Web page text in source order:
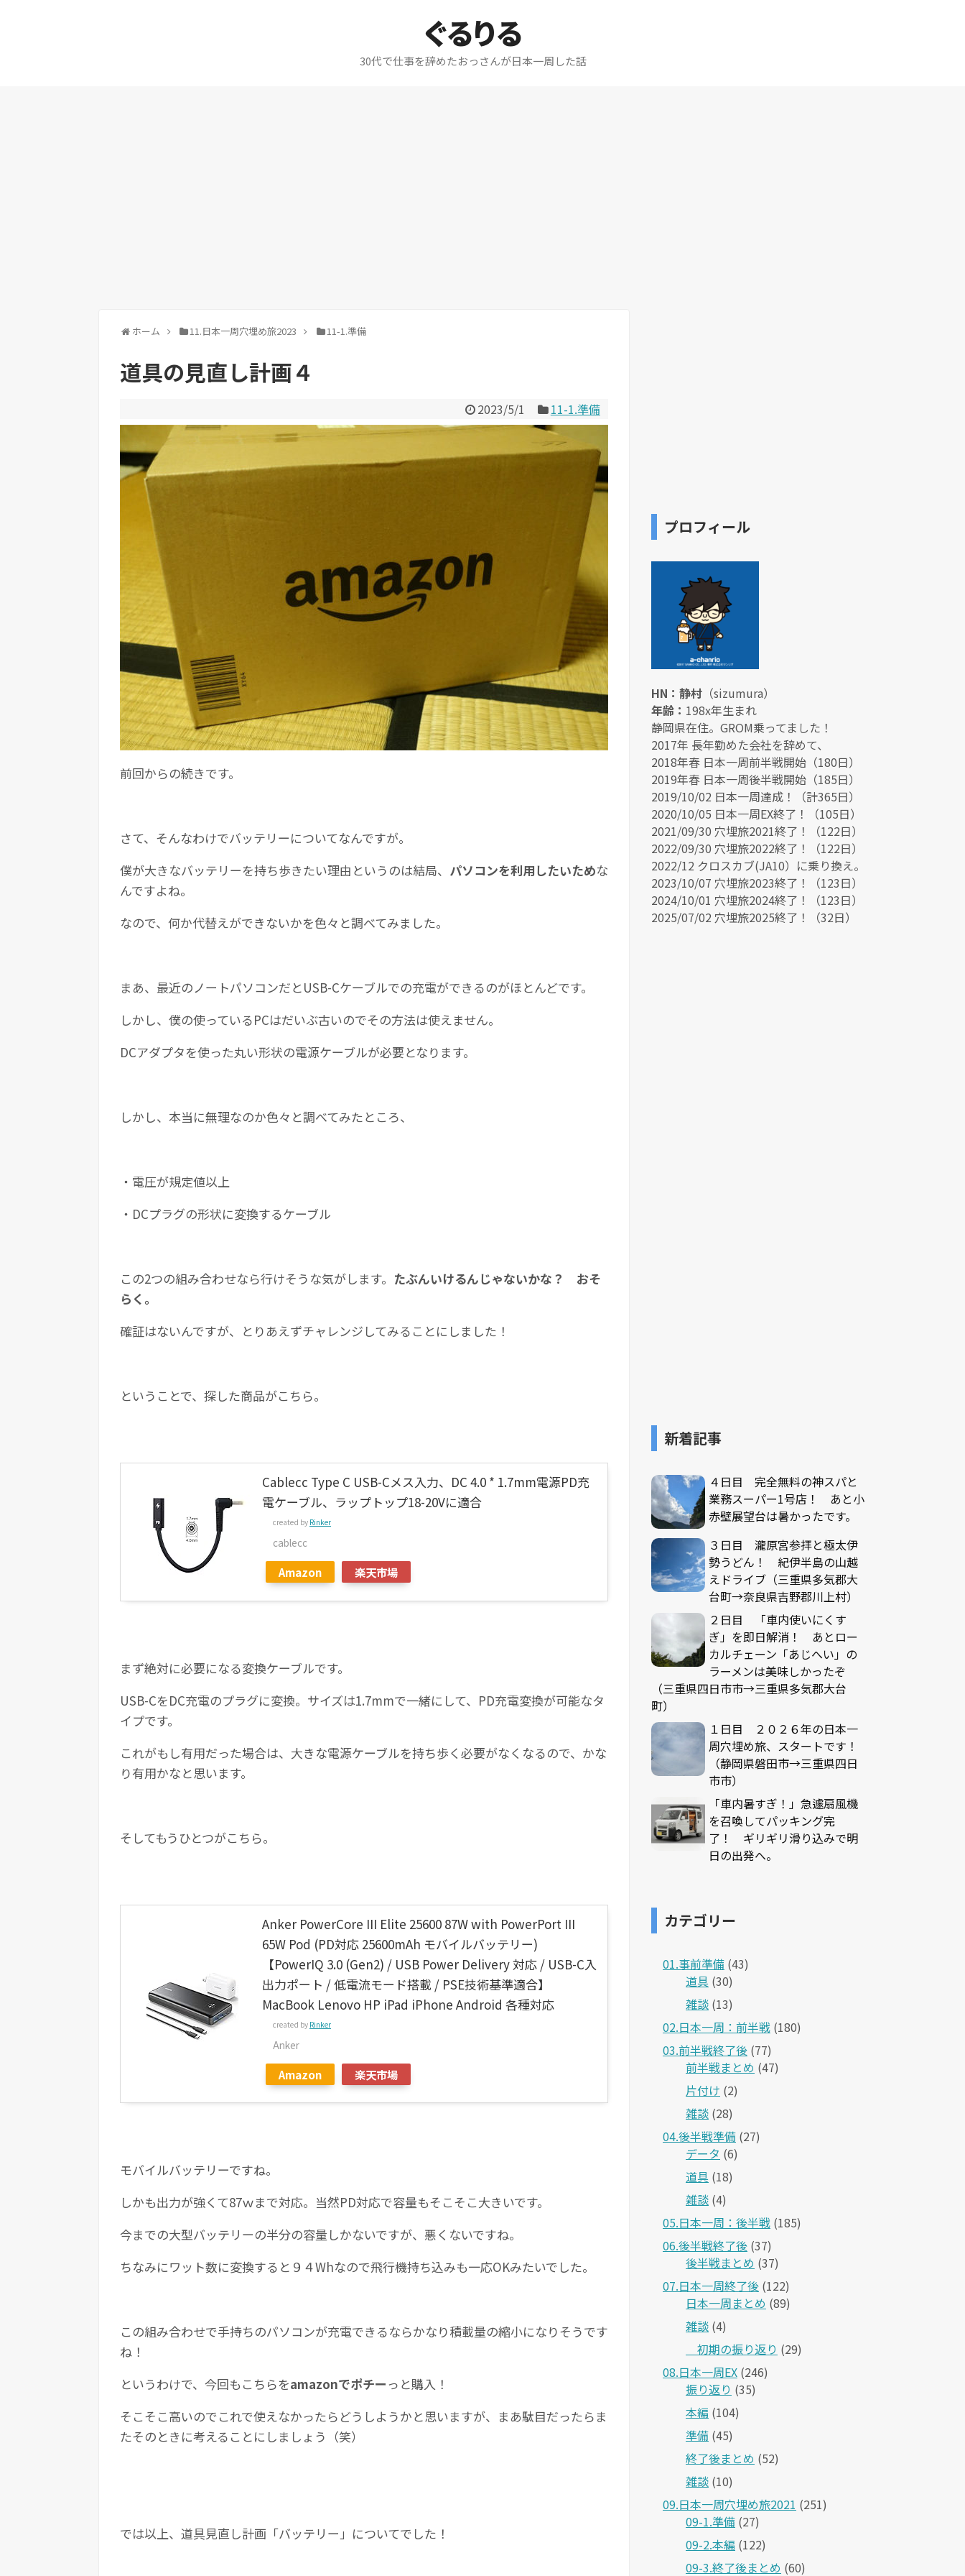
ぐるりる
30代で仕事を辞めたおっさんが日本一周した話
ホーム 11.日本一周穴埋め旅2023 11-1.準備
道具の見直し計画４
2023/5/1 11-1.準備
前回からの続きです。
さて、そんなわけでバッテリーについてなんですが。
僕が大きなバッテリーを持ち歩きたい理由というのは結局、 パソコンを利用したいためな
んですよね。
なので、何か代替えができないかを色々と調べてみました。
まあ、最近のノートパソコンだとUSB-Cケーブルでの充電ができるのがほとんどです。
しかし、僕の使っているPCはだいぶ古いのでその方法は使えません。
DCアダプタを使った丸い形状の電源ケーブルが必要となります。
しかし、本当に無理なのか色々と調べてみたところ、
・電圧が規定値以上
・DCプラグの形状に変換するケーブル
この2つの組み合わせなら行けそうな気がします。 たぶんいけるんじゃないかな？ おそ
らく。
確証はないんですが、とりあえずチャレンジしてみることにしました！
ということで、探した商品がこちら。
Cablecc Type C USB-Cメス入力、DC 4.0 * 1.7mm電源PD充
電ケーブル、ラップトップ18-20Vに適合
created by Rinker
cablecc
Amazon 楽天市場
まず絶対に必要になる変換ケーブルです。
USB-CをDC充電のプラグに変換。サイズは1.7mmで一緒にして、PD充電変換が可能なタ
イプです。
これがもし有用だった場合は、大きな電源ケーブルを持ち歩く必要がなくなるので、かな
り有用かなと思います。
そしてもうひとつがこちら。
Anker PowerCore III Elite 25600 87W with PowerPort III
65W Pod (PD対応 25600mAh モバイルバッテリー)
【PowerIQ 3.0 (Gen2) / USB Power Delivery 対応 / USB-C入
出力ポート / 低電流モード搭載 / PSE技術基準適合】
MacBook Lenovo HP iPad iPhone Android 各種対応
created by Rinker
Anker
Amazon 楽天市場
モバイルバッテリーですね。
しかも出力が強くて87ｗまで対応。当然PD対応で容量もそこそこ大きいです。
今までの大型バッテリーの半分の容量しかないですが、悪くないですね。
ちなみにワット数に変換すると９４Whなので飛行機持ち込みも一応OKみたいでした。
この組み合わせで手持ちのパソコンが充電できるならかなり積載量の縮小になりそうです
ね！
というわけで、今回もこちらをamazonでポチーっと購入！
そこそこ高いのでこれで使えなかったらどうしようかと思いますが、まあ駄目だったらま
たそのときに考えることにしましょう（笑）
では以上、道具見直し計画「バッテリー」についてでした！
プロフィール
HN：静村 （sizumura）
年齢： 198x年生まれ
静岡県在住。GROM乗ってました！
2017年 長年勤めた会社を辞めて、
2018年春 日本一周前半戦開始（180日）
2019年春 日本一周後半戦開始（185日）
2019/10/02 日本一周達成！（計365日）
2020/10/05 日本一周EX終了！（105日）
2021/09/30 穴埋旅2021終了！（122日）
2022/09/30 穴埋旅2022終了！（122日）
2022/12 クロスカブ(JA10）に乗り換え。
2023/10/07 穴埋旅2023終了！（123日）
2024/10/01 穴埋旅2024終了！（123日）
2025/07/02 穴埋旅2025終了！（32日）
新着記事
４日目 完全無料の神スパと
業務スーパー1号店！ あと小
赤壁展望台は暑かったです。
３日目 瀧原宮参拝と極太伊
勢うどん！ 紀伊半島の山越
えドライブ（三重県多気郡大
台町→奈良県吉野郡川上村）
２日目 「車内使いにくす
ぎ」を即日解消！ あとロー
カルチェーン「あじへい」の
ラーメンは美味しかったぞ
（三重県四日市市→三重県多気郡大台
町）
１日目 ２０２６年の日本一
周穴埋め旅、スタートです！
（静岡県磐田市→三重県四日
市市）
「車内暑すぎ！」急遽扇風機
を召喚してパッキング完
了！ ギリギリ滑り込みで明
日の出発へ。
カテゴリー
01.事前準備 (43)
道具 (30)
雑談 (13)
02.日本一周：前半戦 (180)
03.前半戦終了後 (77)
前半戦まとめ (47)
片付け (2)
雑談 (28)
04.後半戦準備 (27)
データ (6)
道具 (18)
雑談 (4)
05.日本一周：後半戦 (185)
06.後半戦終了後 (37)
後半戦まとめ (37)
07.日本一周終了後 (122)
日本一周まとめ (89)
雑談 (4)
＿初期の振り返り (29)
08.日本一周EX (246)
振り返り (35)
本編 (104)
準備 (45)
終了後まとめ (52)
雑談 (10)
09.日本一周穴埋め旅2021 (251)
09-1.準備 (27)
09-2.本編 (122)
09-3.終了後まとめ (60)